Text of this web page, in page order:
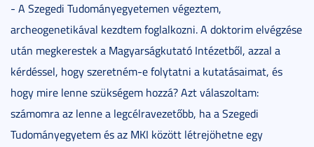
- A Szegedi Tudományegyetemen végeztem,
archeogenetikával kezdtem foglalkozni. A doktorim elvégzése
után megkerestek a Magyarságkutató Intézetből, azzal a
kérdéssel, hogy szeretném-e folytatni a kutatásaimat, és
hogy mire lenne szükségem hozzá? Azt válaszoltam:
számomra az lenne a legcélravezetőbb, ha a Szegedi
Tudományegyetem és az MKI között létrejöhetne egy